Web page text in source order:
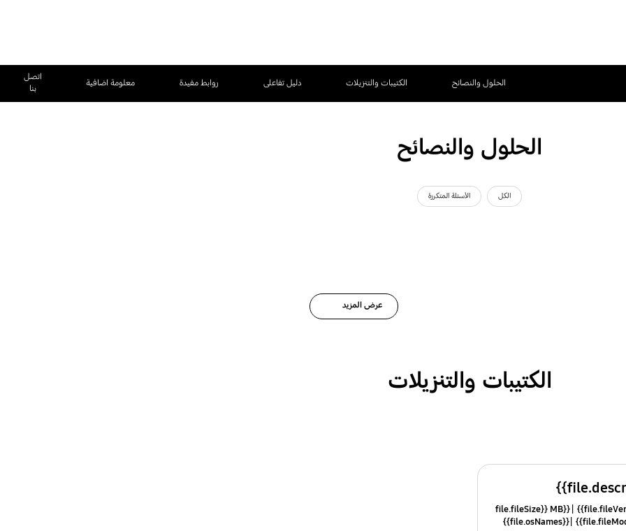
الحلول والنصائح الكتيبات والتنزيلات دليل تفاعلى روابط مفيدة معلومة اضافية
اتصل
بنا
الحلول والنصائح
الكل الأسئلة المتكررة
عرض المزيد
الكتيبات والتنزيلات
{{file.fileSize}} MB
{{file.osNames}}